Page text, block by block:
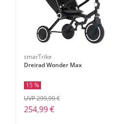
smarTrike
Dreirad Wonder Max
15 %
254,99 €
UVP 299,99 €